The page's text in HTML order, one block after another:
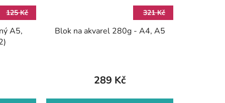
125 Kč
A5,
321 Kč
Blok na akvarel 280g - A4, A5
289 Kč